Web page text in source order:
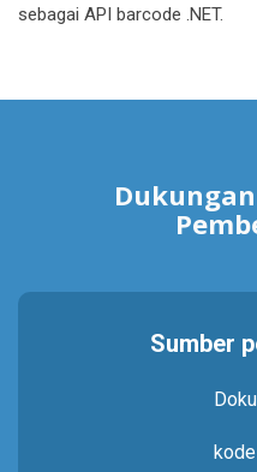
sebagai API barcode .NET.
Sumber